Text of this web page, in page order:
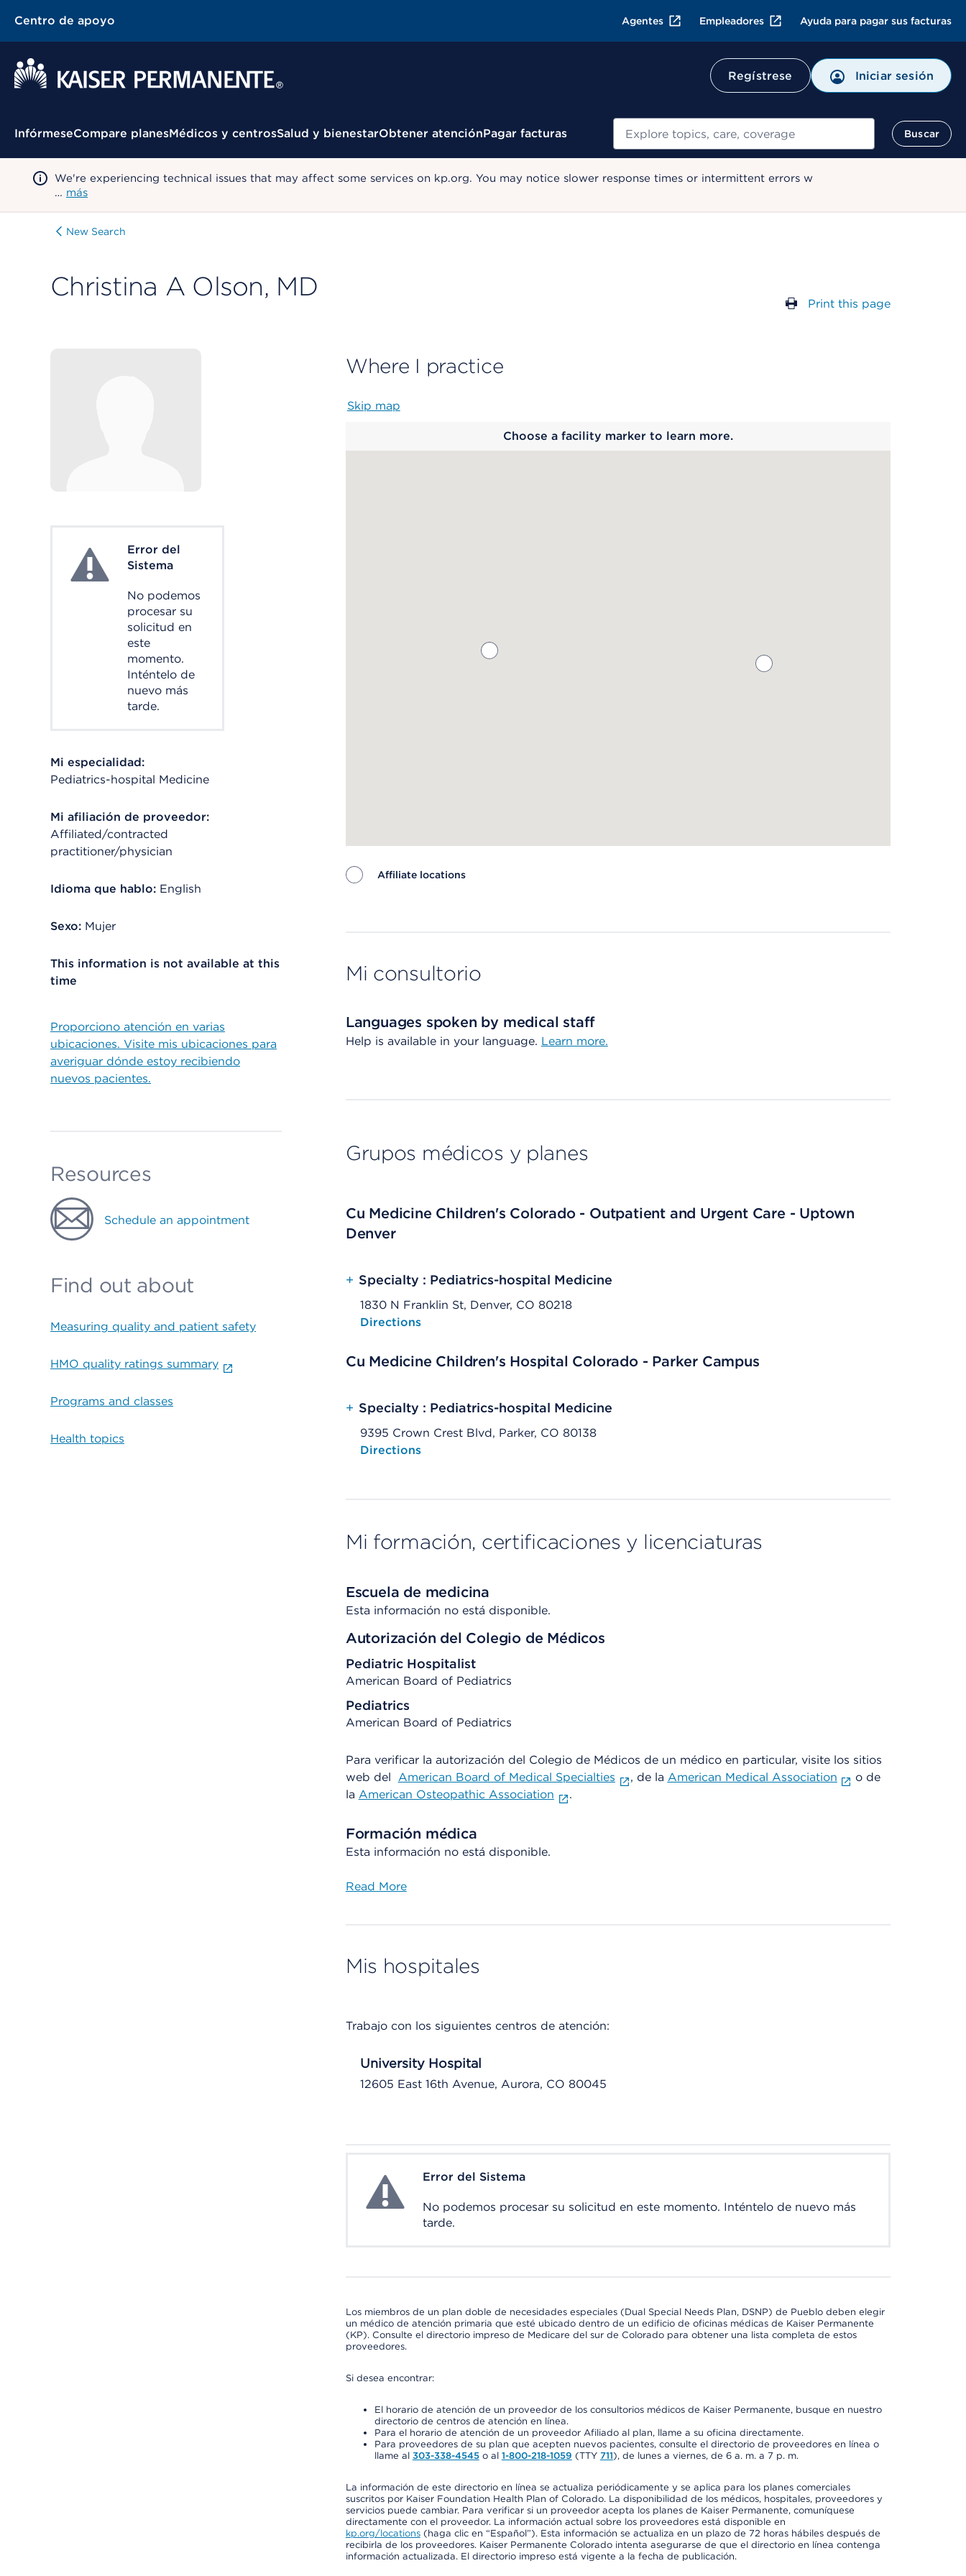
Centro de apoyo Agentes Empleadores Ayuda para pagar sus facturas
Regístrese Iniciar sesión
Menú contextual
InfórmeseCompare planesMédicos y centrosSalud y bienestarObtener atenciónPagar facturas Buscar
Buscar
We're experiencing technical issues that may affect some services on kp.org. You may notice slower response times or intermittent errors w
… más
New Search
Christina A Olson, MD
Print this page
System ErrorError del
Sistema
No podemos
procesar su
solicitud en
este
momento.
Inténtelo de
nuevo más
tarde.
Mi especialidad:
Pediatrics-hospital Medicine
Mi afiliación de proveedor:
Affiliated/contracted
practitioner/physician
Idioma que hablo: English
Sexo: Mujer
This information is not available at this
time
Proporciono atención en varias
ubicaciones. Visite mis ubicaciones para
averiguar dónde estoy recibiendo
nuevos pacientes.
Resources
Schedule an appointment
Find out about
Measuring quality and patient safety
HMO quality ratings summary
Programs and classes
Health topics
Where I practice
Skip map
Choose a facility marker to learn more.
Affiliate locations
Mi consultorio
Languages spoken by medical staff
Help is available in your language. Learn more.
Grupos médicos y planes
Cu Medicine Children's Colorado - Outpatient and Urgent Care - Uptown
Denver
+ Specialty : Pediatrics-hospital Medicine
1830 N Franklin St, Denver, CO 80218
Opens native map application on mobile devices
Directions
Cu Medicine Children's Hospital Colorado - Parker Campus
+ Specialty : Pediatrics-hospital Medicine
9395 Crown Crest Blvd, Parker, CO 80138
Opens native map application on mobile devices
Directions
Mi formación, certificaciones y licenciaturas
Escuela de medicina
Esta información no está disponible.
Autorización del Colegio de Médicos
Pediatric Hospitalist
American Board of Pediatrics
Pediatrics
American Board of Pediatrics
Para verificar la autorización del Colegio de Médicos de un médico en particular, visite los sitios
web del American Board of Medical Specialties , de la American Medical Association
o de
la American Osteopathic Association .
Formación médica
Esta información no está disponible.
Read More
Mis hospitales
Trabajo con los siguientes centros de atención:
University Hospital
12605 East 16th Avenue, Aurora, CO 80045
System ErrorError del Sistema
No podemos procesar su solicitud en este momento. Inténtelo de nuevo más
tarde.
Los miembros de un plan doble de necesidades especiales (Dual Special Needs Plan, DSNP) de Pueblo deben elegir
un médico de atención primaria que esté ubicado dentro de un edificio de oficinas médicas de Kaiser Permanente
(KP). Consulte el directorio impreso de Medicare del sur de Colorado para obtener una lista completa de estos
proveedores.
Si desea encontrar:
El horario de atención de un proveedor de los consultorios médicos de Kaiser Permanente, busque en nuestro
directorio de centros de atención en línea.
Para el horario de atención de un proveedor Afiliado al plan, llame a su oficina directamente.
Para proveedores de su plan que acepten nuevos pacientes, consulte el directorio de proveedores en línea o
llame al 303-338-4545o al 1-800-218-1059 (TTY 711), de lunes a viernes, de 6 a. m. a 7 p. m.
La información de este directorio en línea se actualiza periódicamente y se aplica para los planes comerciales
suscritos por Kaiser Foundation Health Plan of Colorado. La disponibilidad de los médicos, hospitales, proveedores y
servicios puede cambiar. Para verificar si un proveedor acepta los planes de Kaiser Permanente, comuníquese
directamente con el proveedor. La información actual sobre los proveedores está disponible en
kp.org/locations(haga clic en “Español”). Esta información se actualiza en un plazo de 72 horas hábiles después de
recibirla de los proveedores. Kaiser Permanente Colorado intenta asegurarse de que el directorio en línea contenga
información actualizada. El directorio impreso está vigente a la fecha de publicación.